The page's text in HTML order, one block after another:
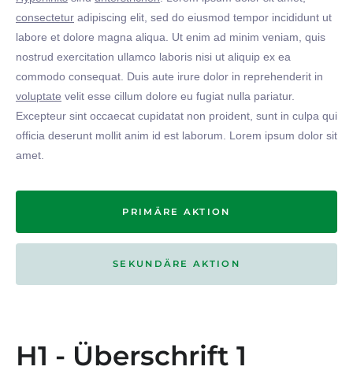
consectetur adipiscing elit, sed do eiusmod tempor incididunt ut
labore et dolore magna aliqua. Ut enim ad minim veniam, quis
nostrud exercitation ullamco laboris nisi ut aliquip ex ea
commodo consequat. Duis aute irure dolor in reprehenderit in
voluptate velit esse cillum dolore eu fugiat nulla pariatur.
Excepteur sint occaecat cupidatat non proident, sunt in culpa qui
officia deserunt mollit anim id est laborum. Lorem ipsum dolor sit
amet.
PRIMÄRE AKTION
SEKUNDÄRE AKTION
H1 - Überschrift 1